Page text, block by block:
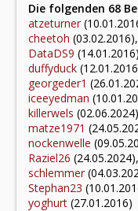
Die folgenden 68
atzeturner
cheetoh (03.02.2016),
DataDS9
duffyduck
georgeder1
iceeyedman
killerwels
matze1971
nockenwelle
Raziel26 (24.05.2024),
schlemmer
Stephan23
yoghurt (27.01.2016)